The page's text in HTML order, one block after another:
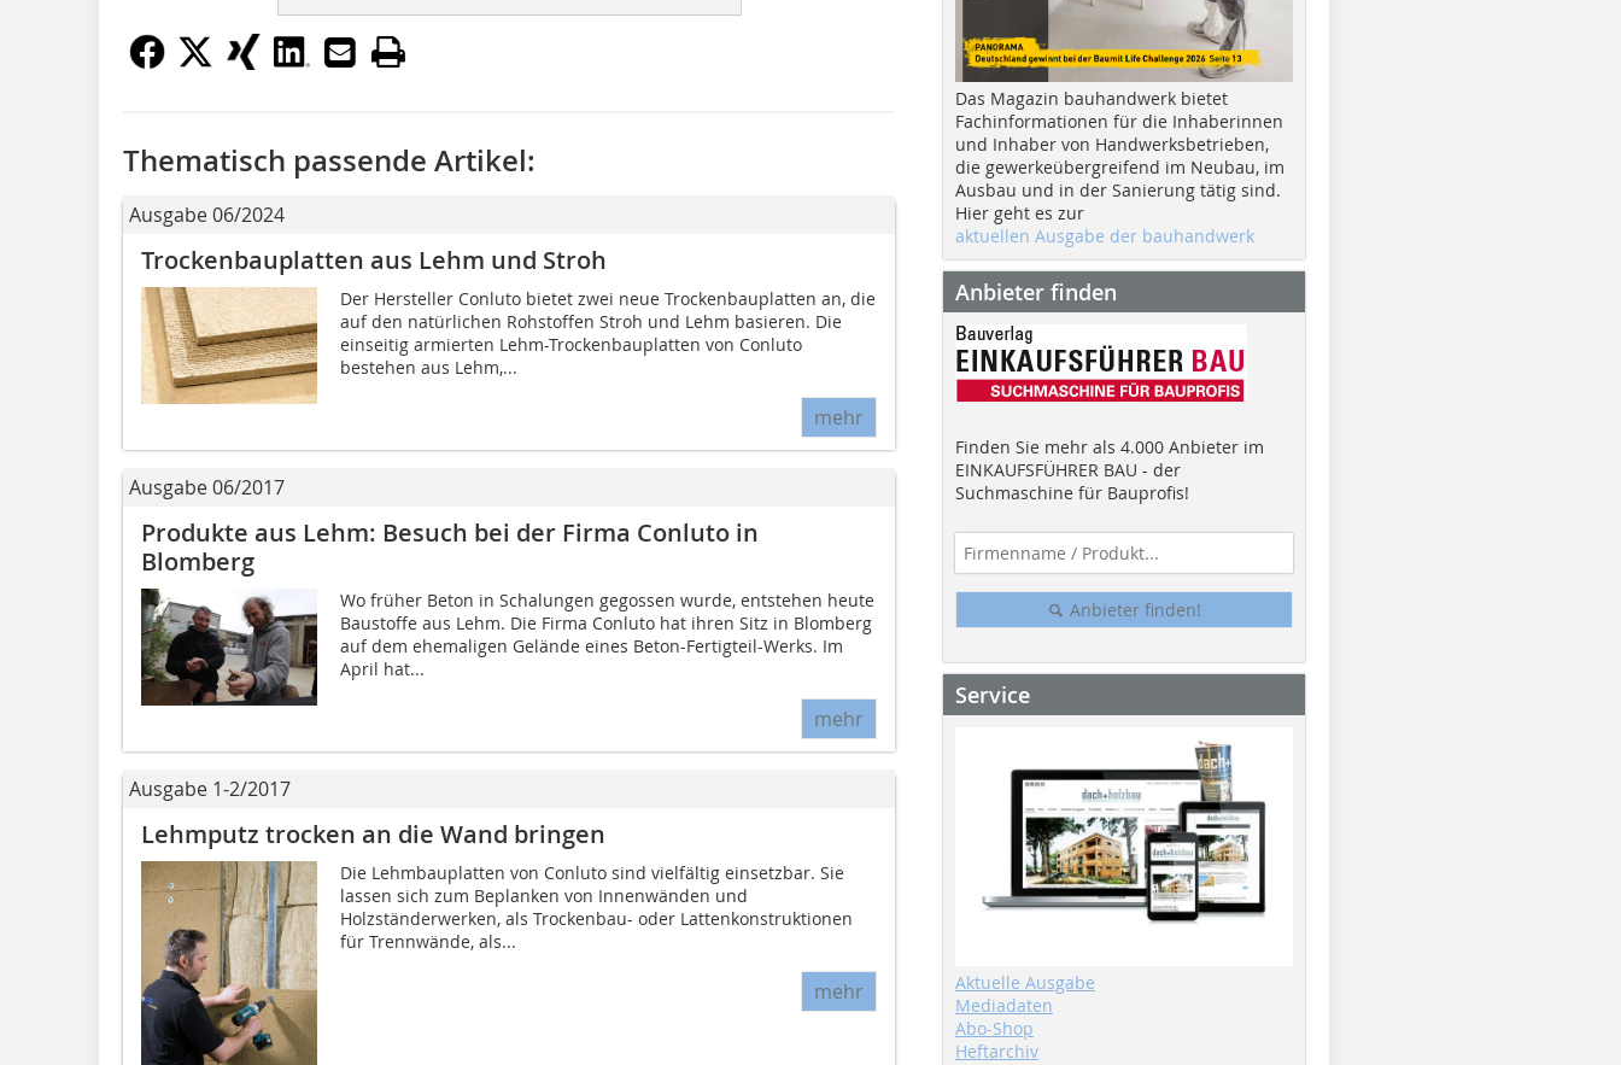
Thematisch passende Artikel:
Ausgabe 06/2024
Trockenbauplatten aus Lehm und Stroh
Der Hersteller Conluto bietet zwei neue Trockenbauplatten an, die
auf den natürlichen Rohstoffen Stroh und Lehm basieren. Die
einseitig armierten Lehm-Trockenbauplatten von Conluto
bestehen aus Lehm,...
mehr
Ausgabe 06/2017
Produkte aus Lehm: Besuch bei der Firma Conluto in
Blomberg
Wo früher Beton in Schalungen gegossen wurde, entstehen heute
Baustoffe aus Lehm. Die Firma Conluto hat ihren Sitz in Blomberg
auf dem ehemaligen Gelände eines Beton-Fertigteil-Werks. Im
April hat...
mehr
Ausgabe 1-2/2017
Lehmputz trocken an die Wand bringen
Die Lehmbauplatten von Conluto sind vielfältig einsetzbar. Sie
lassen sich zum Beplanken von Innenwänden und
Holzständerwerken, als Trockenbau- oder Lattenkonstruktionen
für Trennwände, als...
mehr
Das Magazin bauhandwerk bietet
Fachinformationen für die Inhaberinnen
und Inhaber von Handwerksbetrieben,
die gewerkeübergreifend im Neubau, im
Ausbau und in der Sanierung tätig sind.
Hier geht es zur
aktuellen Ausgabe der bauhandwerk
Anbieter finden
Finden Sie mehr als 4.000 Anbieter im
EINKAUFSFÜHRER BAU - der
Suchmaschine für Bauprofis!
Anbieter finden!
Service
Aktuelle Ausgabe
Mediadaten
Abo-Shop
Heftarchiv